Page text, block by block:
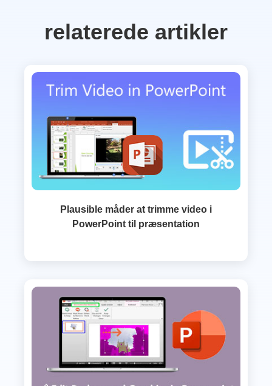
relaterede artikler
Plausible måder at trimme video i
PowerPoint til præsentation